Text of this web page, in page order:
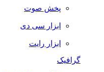
پخش صوت
ابزار سی دی
ابزار رایت
گرافیک